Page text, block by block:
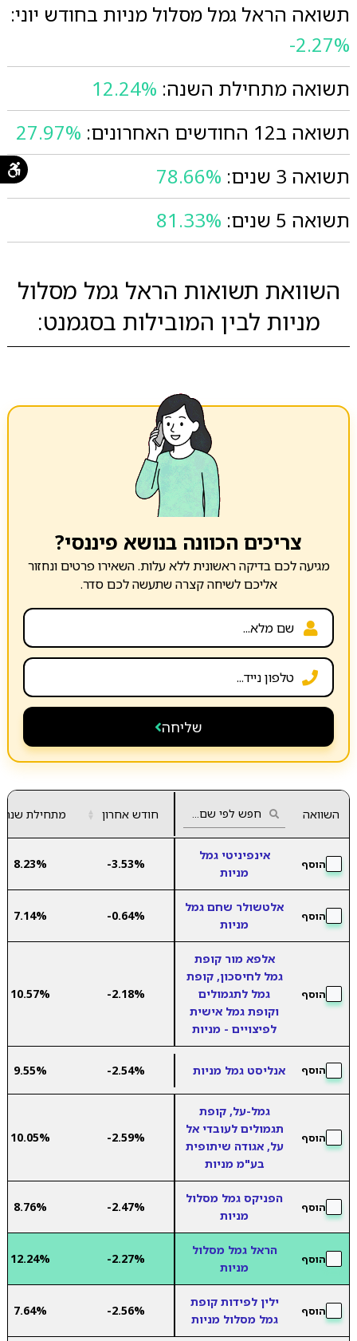
תשואה הראל גמל מסלול מניות בחודש יוני:
-2.27%
תשואה מתחילת השנה: 12.24%
תשואה ב12 החודשים האחרונים:
27.97%
תשואה 3 שנים:
78.66%
תשואה 5 שנים:
81.33%
השוואת תשואות הראל גמל מסלול
מניות לבין המובילות בסגמנט:
צריכים הכוונה בנושא פיננסי?
מגיעה לכם בדיקה ראשונית ללא עלות. השאירו פרטים ונחזור
אליכם לשיחה קצרה שתעשה לכם סדר.
שליחה
השוואה חודש אחרון ▲
▼ מתחילת שנה
הוסף
אינפיניטי גמל
מניות
-3.53%
8.23%
הוסף
אלטשולר שחם גמל
מניות
-0.64%
7.14%
הוסף
אלפא מור קופת
גמל לחיסכון, קופת
גמל לתגמולים
וקופת גמל אישית
לפיצויים - מניות
-2.18%
10.57%
הוסף אנליסט גמל מניות -2.54%
9.55%
הוסף
גמל-על, קופת
תגמולים לעובדי אל
על, אגודה שיתופית
בע"מ מניות
-2.59%
10.05%
הוסף
הפניקס גמל מסלול
מניות
-2.47%
8.76%
הוסף
הראל גמל מסלול
מניות
-2.27%
12.24%
הוסף
ילין לפידות קופת
גמל מסלול מניות
-2.56%
7.64%